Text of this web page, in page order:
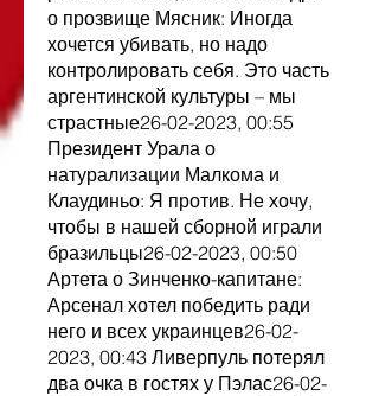
о прозвище Мясник: Иногда
хочется убивать, но надо
контролировать себя. Это часть
аргентинской культуры – мы
страстные26-02-2023, 00:55
Президент Урала о
натурализации Малкома и
Клаудиньо: Я против. Не хочу,
чтобы в нашей сборной играли
бразильцы26-02-2023, 00:50
Артета о Зинченко-капитане:
Арсенал хотел победить ради
него и всех украинцев26-02-
2023, 00:43 Ливерпуль потерял
два очка в гостях у Пэлас26-02-